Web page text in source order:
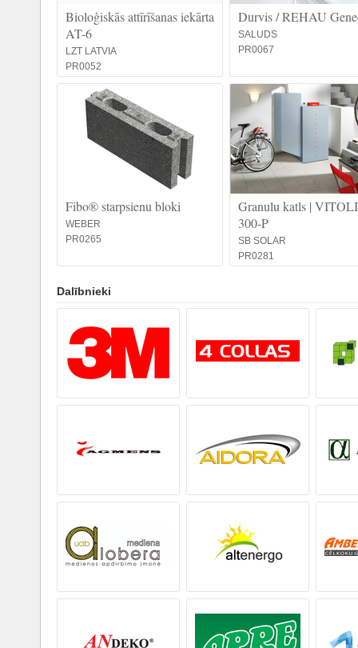
Bioloģiskās attīrīšanas iekārta
AT-6
LZT LATVIA
PR0052
Durvis / REHAU
SALUDS
PR0067
Fibo® starpsienu bloki
WEBER
PR0265
Granulu katls |
300-P
SB SOLAR
PR0281
Dalībnieki